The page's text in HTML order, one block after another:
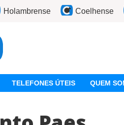
Holambrense Coelhense
TELEFONES ÚTEIS QUEM